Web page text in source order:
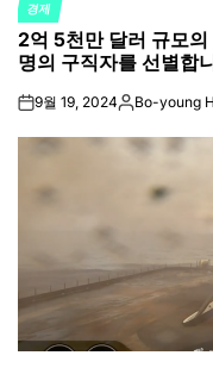
POSTED
IN
경제
2억 5천만 달러 규모
명의 구직자를 선별합
on9월 19, 2024Posted
Bo-young